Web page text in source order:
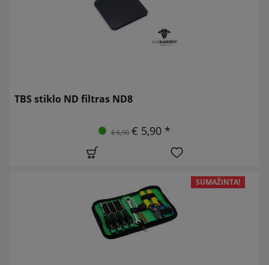
TBS stiklo ND filtras ND8
€ 6,90 € 5,90 *
SUMAŽINTA!